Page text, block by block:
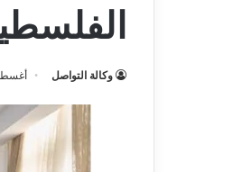
وكالة التواصل أغسطس 1,